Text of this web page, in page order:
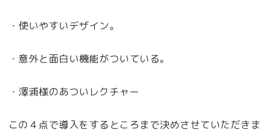
・使いやすいデザイン。
・意外と面白い機能がついている。
・澤浦様のあついレクチャー
この４点で導入をするところまで決めさせていただきま